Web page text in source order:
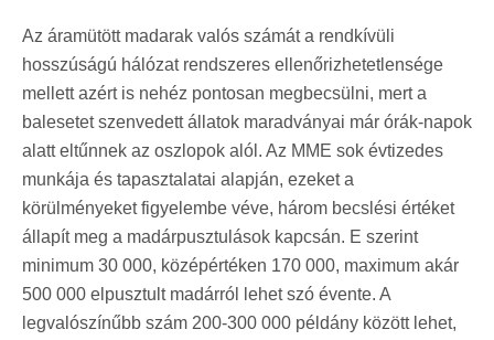
Az áramütött madarak valós számát a rendkívüli
hosszúságú hálózat rendszeres ellenőrizhetetlensége
mellett azért is nehéz pontosan megbecsülni, mert a
balesetet szenvedett állatok maradványai már órák-napok
alatt eltűnnek az oszlopok alól. Az MME sok évtizedes
munkája és tapasztalatai alapján, ezeket a
körülményeket figyelembe véve, három becslési értéket
állapít meg a madárpusztulások kapcsán. E szerint
minimum 30 000, középértéken 170 000, maximum akár
500 000 elpusztult madárról lehet szó évente. A
legvalószínűbb szám 200-300 000 példány között lehet,